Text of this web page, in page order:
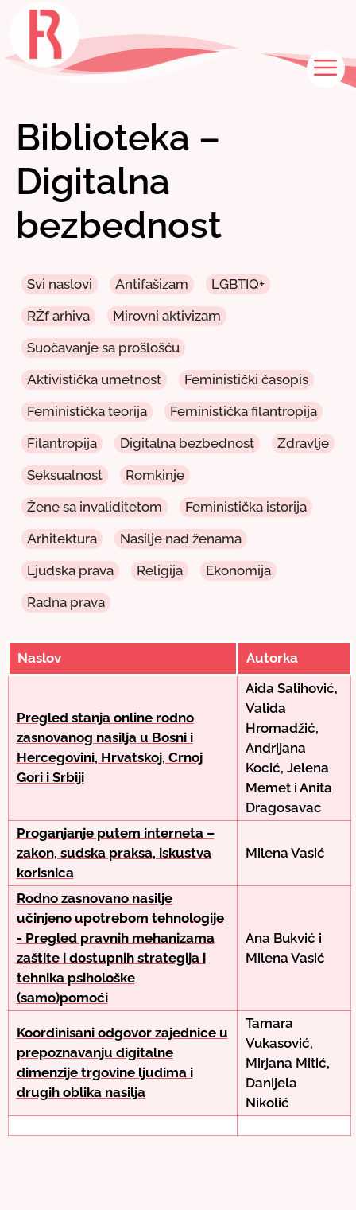
Biblioteka –
Digitalna
bezbednost
Svi naslovi Antifašizam
LGBTIQ+
RŽf arhiva
Mirovni aktivizam
Suočavanje sa prošlošću
Aktivistička umetnost
Feministički časopis
Feministička teorija
Feministička filantropija
Filantropija
Digitalna bezbednost
Zdravlje
Seksualnost
Romkinje
Žene sa invaliditetom
Feministička istorija
Arhitektura
Nasilje nad ženama
Ljudska prava
Religija
Ekonomija
Radna prava
Naslov Autorka
Pregled stanja online rodno
zasnovanog nasilja u Bosni i
Hercegovini, Hrvatskoj, Crnoj
Gori i Srbiji
Aida Salihović,
Valida
Hromadžić,
Andrijana
Kocić, Jelena
Memet i Anita
Dragosavac
Proganjanje putem interneta –
zakon, sudska praksa, iskustva
korisnica
Milena Vasić
Rodno zasnovano nasilje
učinjeno upotrebom tehnologije
- Pregled pravnih mehanizama
zaštite i dostupnih strategija i
tehnika psihološke
(samo)pomoći
Ana Bukvić i
Milena Vasić
Koordinisani odgovor zajednice u
prepoznavanju digitalne
dimenzije trgovine ljudima i
drugih oblika nasilja
Tamara
Vukasović,
Mirjana Mitić,
Danijela
Nikolić